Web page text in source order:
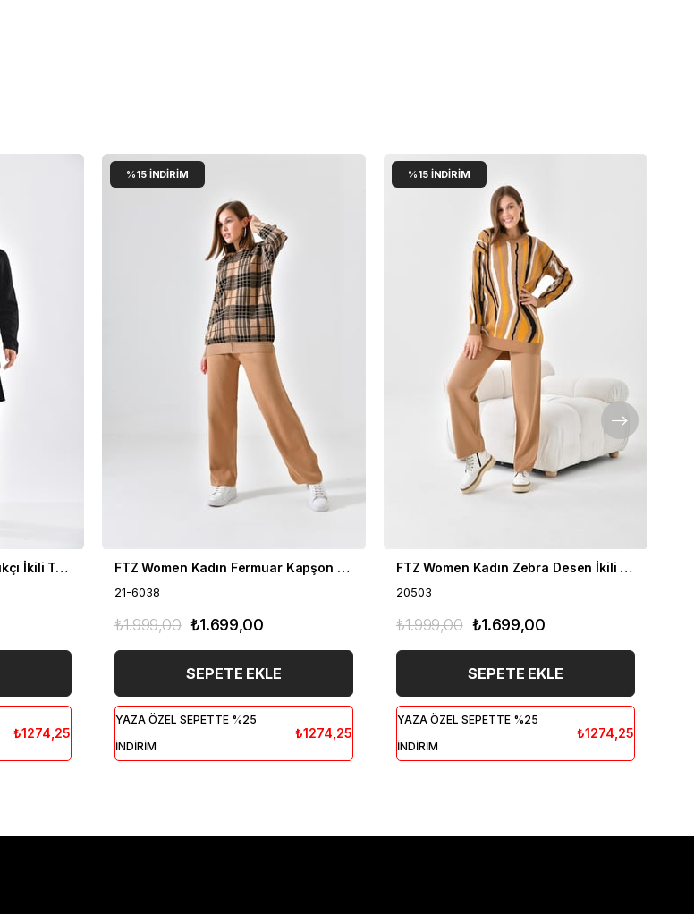
FTZ Women Kadın Tam Balıkçı İkili Takım Siyah 21-6056
₺1274,25
FTZ Women Kadın Fermuar Kapşon Detay İkili Takım Bisküvi 21-6038
21-6038
₺1.699,00
₺1.999,00
SEPETE EKLE
YAZA ÖZEL SEPETTE %25
İNDİRİM
₺1274,25
%15 İNDIRIM
FTZ Women Kadın Zebra Desen İkili Takım Bisküvi 20503
20503
₺1.699,00
₺1.999,00
SEPETE EKLE
YAZA ÖZEL SEPETTE %25
İNDİRİM
₺1274,25
%15 İNDIRIM